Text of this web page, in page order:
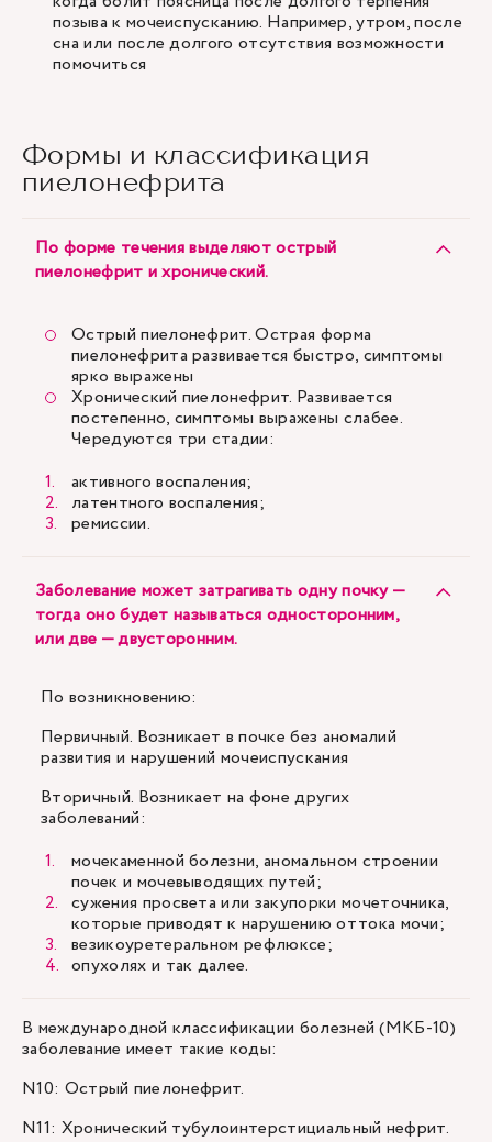
позыва к мочеиспусканию. Например, утром, после
сна или после долгого отсутствия возможности
помочиться
Формы и классификация
пиелонефрита
По форме течения выделяют острый
пиелонефрит и хронический.
Острый пиелонефрит. Острая форма
пиелонефрита развивается быстро, симптомы
ярко выражены
Хронический пиелонефрит. Развивается
постепенно, симптомы выражены слабее.
Чередуются три стадии:
активного воспаления;
латентного воспаления;
ремиссии.
Заболевание может затрагивать одну почку —
тогда оно будет называться односторонним,
или две — двусторонним.
По возникновению:
Первичный. Возникает в почке без аномалий
развития и нарушений мочеиспускания
Вторичный. Возникает на фоне других
заболеваний:
мочекаменной болезни, аномальном строении
почек и мочевыводящих путей;
сужения просвета или закупорки мочеточника,
которые приводят к нарушению оттока мочи;
везикоуретеральном рефлюксе;
опухолях и так далее.
В международной классификации болезней (МКБ-10)
заболевание имеет такие коды:
N10: Острый пиелонефрит.
N11: Хронический тубулоинтерстициальный нефрит.